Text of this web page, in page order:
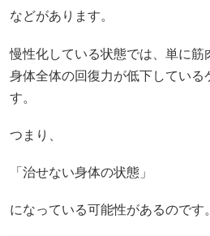
などがあります。
慢性化している状態では、単に筋
身体全体の回復力が低下している
す。
つまり、
「治せない身体の状態」
になっている可能性があるのです。